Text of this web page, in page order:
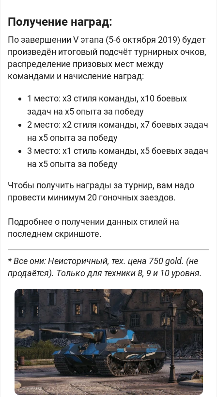
Получение наград:
По завершении V этапа (5-6 октября 2019) будет
произведён итоговый подсчёт турнирных очков,
распределение призовых мест между
командами и начисление наград:
1 место: x3 стиля команды, x10 боевых
задач на x5 опыта за победу
2 место: x2 стиля команды, x7 боевых задач
на x5 опыта за победу
3 место: x1 стиль команды, x5 боевых задач
на x5 опыта за победу
Чтобы получить награды за турнир, вам надо
провести минимум 20 гоночных заездов.
Подробнее о получении данных стилей на
последнем скриншоте.
* Все они: Неисторичный, тех. цена 750 gold. (не
продаётся). Только для техники 8, 9 и 10 уровня.